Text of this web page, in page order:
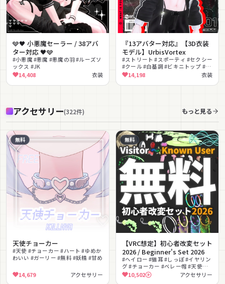
🩶🖤 小悪魔セーラー / 38アバ
ター対応 🖤🩶
#小悪魔 #悪魔 #悪魔の羽 #ルーズソ
ックス #JK
14,408 衣装
『13アバター対応』【3D衣装
モデル】UrbisVortex
#ストリート #スポーティ #セクシー
#クール #白基調 #ビキニトップ #ジ
ャケット #キャップ #へそ出し
#lilToon対応
14,198 衣装
アクセサリー(322件) もっと見る
無料
天使チョーカー
#天使 #チョーカー #ハート #ゆめか
わいい #ガーリー #無料 #妖精 #甘め
14,679 アクセサリー
無料
【VRC想定】初心者改変セット
2026 / Beginner's Set 2026
#ヘイロー #猫耳 #しっぽ #イヤリン
グ #チョーカー #ベレー帽 #天使の
羽 #無料 #MA対応 #ヘッドホン
10,502 アクセサリー